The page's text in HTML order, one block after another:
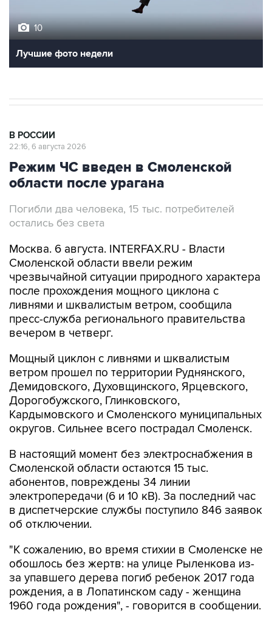
10
Лучшие фото недели
В РОССИИ
22:16, 6 августа 2026
Режим ЧС введен в Смоленской
области после урагана
Погибли два человека, 15 тыс. потребителей
остались без света
Москва. 6 августа. INTERFAX.RU - Власти
Смоленской области ввели режим
чрезвычайной ситуации природного характера
после прохождения мощного циклона с
ливнями и шквалистым ветром, сообщила
пресс-служба регионального правительства
вечером в четверг.
Мощный циклон с ливнями и шквалистым
ветром прошел по территории Руднянского,
Демидовского, Духовщинского, Ярцевского,
Дорогобужского, Глинковского,
Кардымовского и Смоленского муниципальных
округов. Сильнее всего пострадал Смоленск.
В настоящий момент без электроснабжения в
Смоленской области остаются 15 тыс.
абонентов, повреждены 34 линии
электропередачи (6 и 10 кВ). За последний час
в диспетчерские службы поступило 846 заявок
об отключении.
"К сожалению, во время стихии в Смоленске не
обошлось без жертв: на улице Рыленкова из-
за упавшего дерева погиб ребенок 2017 года
рождения, а в Лопатинском саду - женщина
1960 года рождения", - говорится в сообщении.